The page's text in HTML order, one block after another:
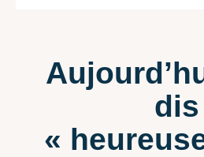
dis
«